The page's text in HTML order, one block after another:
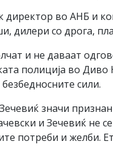
во АНБ и
дилери со дрога,
и не даваат
полиција во
безбедносните сили.
значи
и Зечевиќ не
потреби и желби.